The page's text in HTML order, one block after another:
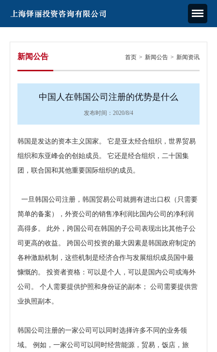
新闻公告 首页 > 新闻公告 > 新闻资讯
中国人在韩国公司注册的优势是什么
发布时间： 2020/8/4
韩国是发达的资本主义国家。 它是亚太经合组织，世界贸易
组织和东亚峰会的创始成员。 它还是经合组织，二十国集
团，联合国和其他重要国际组织的成员。
一旦韩国公司注册 ，韩国贸易公司就拥有进出口权（只需要
简单的备案），外资公司的销售净利润比国内公司的净利润
高得多。 此外，跨国公司在韩国的子公司表现出比其他子公
司更高的收益。 跨国公司投资的最大因素是韩国政府制定的
各种激励机制，这些机制是经济合作与发展组织成员国中最
慷慨的。 投资者资格：可以是个人，可以是国内公司或海外
公司。 个人需要提供护照和身份证的副本； 公司需要提供营
业执照副本。
韩国公司注册的一家公司可以同时选择许多不同的业务领
域。 例如，一家公司可以同时经营能源，贸易，饭店，旅